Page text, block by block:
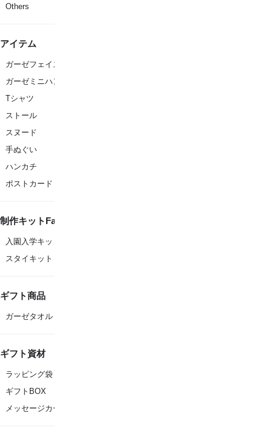
Others
アイテム
ガーゼフェイスタオル
ガーゼミニハンカチ
Tシャツ
ストール
スヌード
手ぬぐい
ハンカチ
ポストカード
制作キットFanfare
入園入学キット
スタイキット
ギフト商品
ガーゼタオル
ギフト資材
ラッピング袋
ギフトBOX
メッセージカード